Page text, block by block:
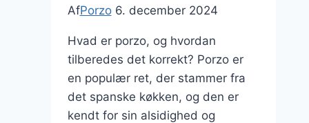
AfPorzo 6. december 2024
Hvad er porzo, og hvordan
tilberedes det korrekt? Porzo er
en populær ret, der stammer fra
det spanske køkken, og den er
kendt for sin alsidighed og